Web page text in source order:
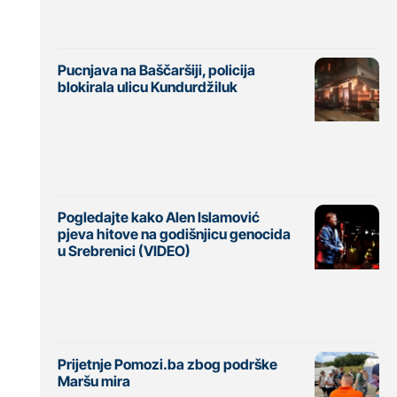
Pucnjava na Baščaršiji, policija
blokirala ulicu Kundurdžiluk
Pogledajte kako Alen Islamović
pjeva hitove na godišnjicu genocida
u Srebrenici (VIDEO)
Prijetnje Pomozi.ba zbog podrške
Maršu mira